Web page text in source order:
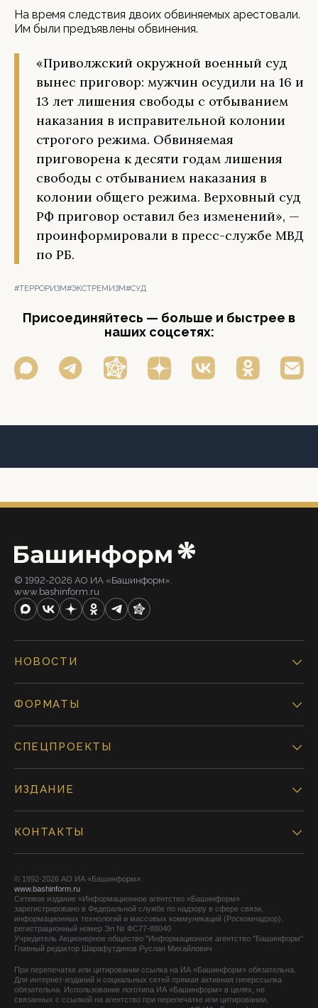
На время следствия двоих обвиняемых арестовали.
Им были предъявлены обвинения.
«Приволжский окружной военный суд
вынес приговор: мужчин осудили на 16 и
13 лет лишения свободы с отбыванием
наказания в исправительной колонии
строгого режима. Обвиняемая
приговорена к десяти годам лишения
свободы с отбыванием наказания в
колонии общего режима. Верховный суд
РФ приговор оставил без изменений», —
проинформировали в пресс-службе МВД
по РБ.
#ТЕРРОРИЗМ#ЭКСТРЕМИЗМ#СУД
Присоединяйтесь — больше и быстрее в
наших соцсетях:
© 1992-2026 АО ИА «Башинформ».
www.bashinform.ru
НОВОСТИ
ФОРМАТЫ
СПЕЦПРОЕКТЫ
ИЗДАНИЕ
КОНТАКТЫ
© 1992-2026 АО ИА «Башинформ».
www.bashinform.ru
Сетевое издание «Информационное агентство «Башинформ»
зарегистрировано в Федеральной службе по надзору в сфере связи,
информационных технологий и массовых коммуникаций (Роскомнадзор),
регистрационный номер Эл № ФС77-88040
Учредитель Акционерное общество "Информационное агентство "Башинформ"
Главный редактор Шарафутдинов Руслан Михайлович
При перепечатке или цитировании ссылка на ИА «Башинформ» обязательна.
Для интернет-изданий и социальных сетей прямая активная гиперссылка
обязательна. Использование логотипа ИА «Башинформ» в целях, не
связанных с ссылкой на агентство при перепечатке или цитировании,